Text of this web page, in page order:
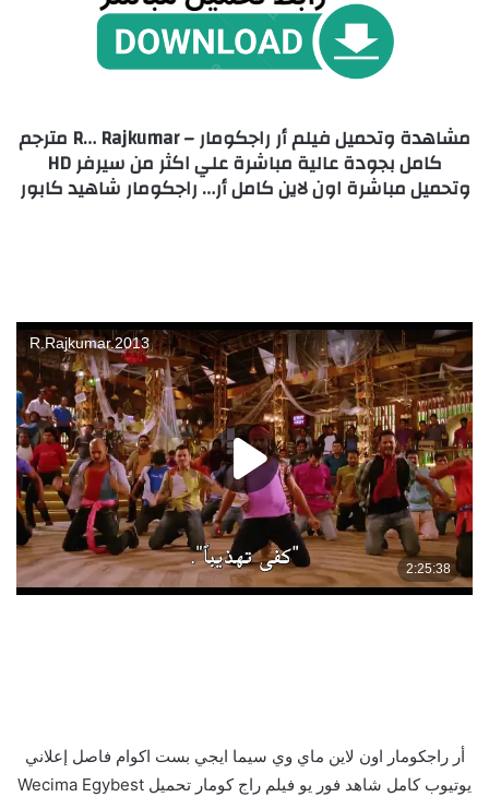
مشاهدة وتحميل فيلم أر راجكومار – R… Rajkumar مترجم
كامل بجودة عالية مباشرة علي اكثر من سيرفر HD
وتحميل مباشرة اون لاين كامل أر… راجكومار شاهيد كابور
أر راجكومار اون لاين ماي وي سيما ايجي بست اكوام فاصل إعلاني
يوتيوب كامل شاهد فور يو فيلم راج كومار تحميل Wecima Egybest